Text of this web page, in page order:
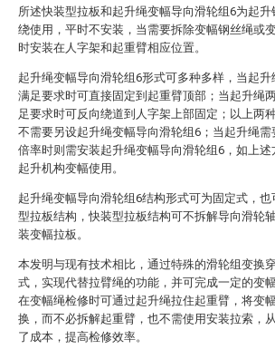
所述快装型拉板和起升绳变幅导向滑轮组6为起升
绕使用，平时不安装，当需要拆除变幅钢丝绳或
时安装在人字架和起重臂相应位置。
起升绳变幅导向滑轮组6形式可多种多样，当起升
满足要求时可直接固定到起重臂顶部；当起升绳
足要求时可反向绕道到人字架上部固定；以上两
不需要另设起升绳变幅导向滑轮组6；当起升绳需
倍率时则需安装起升绳变幅导向滑轮组6，如上述
起升机构变幅使用。
起升绳变幅导向滑轮组6结构形式可为固定式，也
型拉板结构，快装型拉板结构可不拆解导向滑轮
装变幅拉板。
本发明与现有技术相比，通过特殊的滑轮组变换
式，实现代替拉臂绳的功能，并可完成一定的变幅
在变幅绳检修时可通过起升绳拉住起重臂，将变
换，而不必拆解起重臂，也不需使用安装拉索，
了成本，提高检修效率。